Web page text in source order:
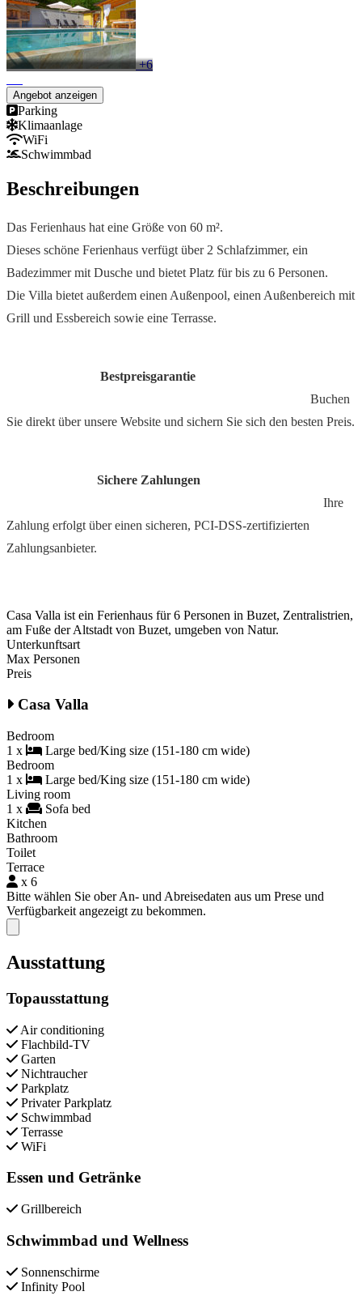
+6
Angebot anzeigen
Parking
Klimaanlage
WiFi
Schwimmbad
Beschreibungen
Das Ferienhaus hat eine Größe von 60 m².
Dieses schöne Ferienhaus verfügt über 2 Schlafzimmer, ein
Badezimmer mit Dusche und bietet Platz für bis zu 6 Personen.
Die Villa bietet außerdem einen Außenpool, einen Außenbereich mit
Grill und Essbereich sowie eine Terrasse.
Bestpreisgarantie
Buchen
Sie direkt über unsere Website und sichern Sie sich den besten Preis.
Sichere Zahlungen
Ihre
Zahlung erfolgt über einen sicheren, PCI-DSS-zertifizierten
Zahlungsanbieter.
Casa Valla ist ein Ferienhaus für 6 Personen in Buzet, Zentralistrien,
am Fuße der Altstadt von Buzet, umgeben von Natur.
Unterkunftsart
Max Personen
Preis
Casa Valla
Bedroom
1 x
Large bed/King size (151-180 cm wide)
Bedroom
1 x
Large bed/King size (151-180 cm wide)
Living room
1 x
Sofa bed
Kitchen
Bathroom
Toilet
Terrace
x 6
Bitte wählen Sie ober An- und Abreisedaten aus um Prese und
Verfügbarkeit angezeigt zu bekommen.
Close modal
Ausstattung
Topausstattung
Air conditioning
Flachbild-TV
Garten
Nichtraucher
Parkplatz
Privater Parkplatz
Schwimmbad
Terrasse
WiFi
Essen und Getränke
Grillbereich
Schwimmbad und Wellness
Sonnenschirme
Infinity Pool